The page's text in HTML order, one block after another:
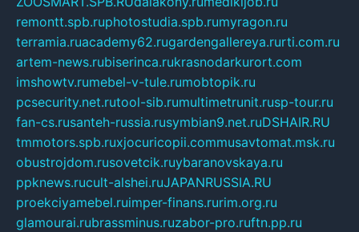
remontt.spb.ruphotostudia.spb.rumyragon.ru
terramia.ruacademy62.rugardengallereya.rurti.com.ru
artem-news.rubiserinca.rukrasnodarkurort.com
imshowtv.rumebel-v-tule.rumobtopik.ru
pcsecurity.net.rutool-sib.rumultimetrunit.rusp-tour.ru
fan-cs.rusanteh-russia.rusymbian9.net.ruDSHAIR.RU
tmmotors.spb.ruxjocuricopii.commusavtomat.msk.ru
obustrojdom.rusovetcik.ruybaranovskaya.ru
ppknews.rucult-alshei.ruJAPANRUSSIA.RU
proekciyamebel.ruimper-finans.rurim.org.ru
glamourai.rubrassminus.ruzabor-pro.ruftn.pp.ru